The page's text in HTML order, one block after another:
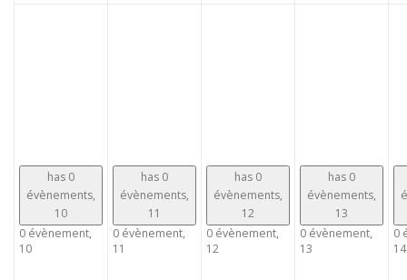
has 0
évènements,
10
0 évènement,
10
has 0
évènements,
11
0 évènement,
11
has 0
évènements,
12
0 évènement,
12
has 0
évènements,
13
0 évènement,
13
0
14